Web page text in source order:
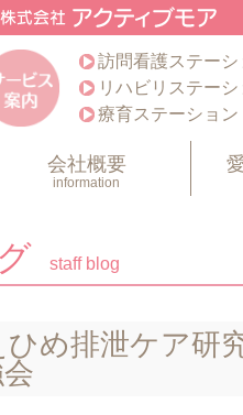
訪問看護ステー
リハビリステー
療育ステーション
会社概要
information
staff blog
め排泄ケア研